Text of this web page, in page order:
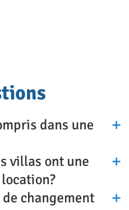
dans une
villas ont une
changement